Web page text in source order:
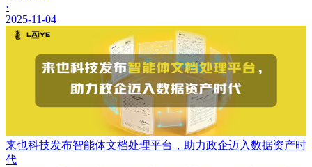
·
2025-11-04
来也科技发布智能体文档处理平台，助力政企迈入数据资产时
代